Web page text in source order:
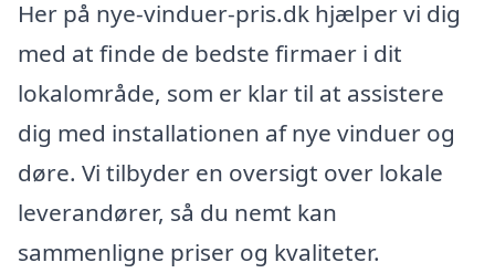
Her på nye-vinduer-pris.dk hjælper vi dig
med at finde de bedste firmaer i dit
lokalområde, som er klar til at assistere
dig med installationen af nye vinduer og
døre. Vi tilbyder en oversigt over lokale
leverandører, så du nemt kan
sammenligne priser og kvaliteter.